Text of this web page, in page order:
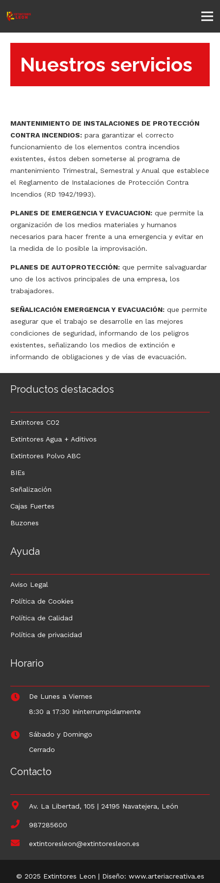
Nuestros servicios
MANTENIMIENTO DE INSTALACIONES DE PROTECCIÓN
CONTRA INCENDIOS: para garantizar el correcto
funcionamiento de los elementos contra incendios
existentes, éstos deben someterse al programa de
mantenimiento Trimestral, Semestral y Anual que establece
el Reglamento de Instalaciones de Protección Contra
Incendios (RD 1942/1993).
PLANES DE EMERGENCIA Y EVACUACION: que permite la
organización de los medios materiales y humanos
necesarios para hacer frente a una emergencia y evitar en
la medida de lo posible la improvisación.
PLANES DE AUTOPROTECCIÓN: que permite salvaguardar
uno de los activos principales de una empresa, los
trabajadores.
SEÑALICACIÓN EMERGENCIA Y EVACUACIÓN: que permite
asegurar que el trabajo se desarrolle en las mejores
condiciones de seguridad, informando de los peligros
existentes, señalizando los medios de extinción e
informando de obligaciones y de vías de evacuación.
Productos destacados
Extintores CO2
Extintores Agua + Aditivos
Extintores Polvo ABC
BIEs
Señalización
Cajas Fuertes
Buzones
Ayuda
Aviso Legal
Política de Cookies
Política de Calidad
Política de privacidad
Horario
De Lunes a Viernes
8:30 a 17:30 Ininterrumpidamente
Sábado y Domingo
Cerrado
Contacto
Av. La Libertad, 105 | 24195 Navatejera, León
987285600
extintoresleon@extintoresleon.es
© 2025 Extintores Leon | Diseño: www.arteriacreativa.es